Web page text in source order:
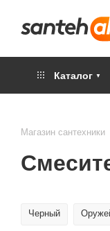
Каталог
Магазин сантехники
Черный